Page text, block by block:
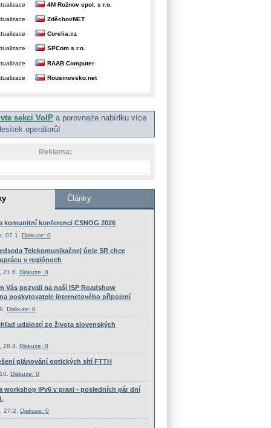
4M Rožnov spol. s r.o.
ZděchovNET
Corelia.cz
SPCom s.r.o.
RAAB Computer
Rousinovsko.net
sekci VoIP a porovnejte nabídku více
operátorů!
Reklama: